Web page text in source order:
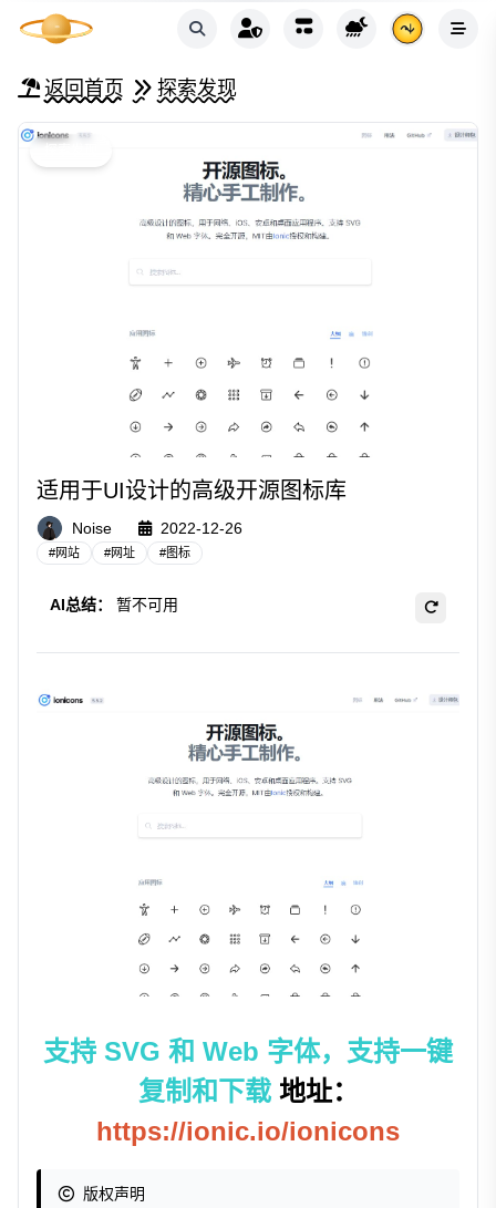
返回首页 探索发现
适用于UI设计的高级开源图标库
Noise 2022-12-26
#网站 #网址 #图标
AI总结： 暂不可用
支持 SVG 和 Web 字体，支持一键
复制和下载地址：
https://ionic.io/ionicons
版权声明